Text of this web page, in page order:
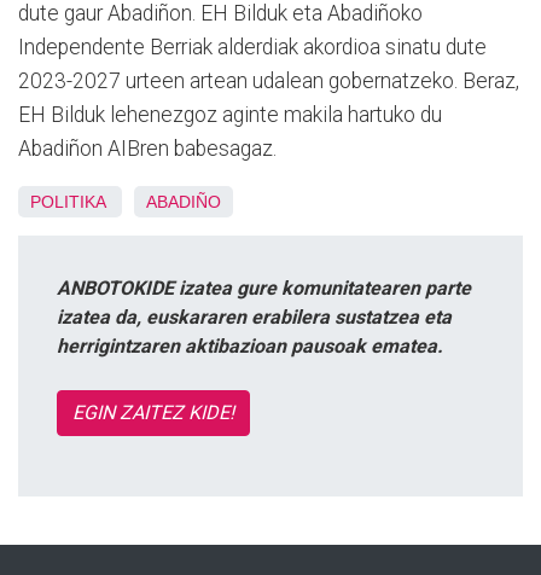
dute gaur Abadiñon. EH Bilduk eta Abadiñoko
Independente Berriak alderdiak akordioa sinatu dute
2023-2027 urteen artean udalean gobernatzeko. Beraz,
EH Bilduk lehenezgoz aginte makila hartuko du
Abadiñon AIBren babesagaz.
POLITIKA ABADIÑO
ANBOTOKIDE izatea gure komunitatearen parte
izatea da, euskararen erabilera sustatzea eta
herrigintzaren aktibazioan pausoak ematea.
EGIN ZAITEZ KIDE!